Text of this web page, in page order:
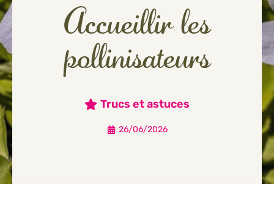
Accueillir les
pollinisateurs
Trucs et astuces
26/06/2026